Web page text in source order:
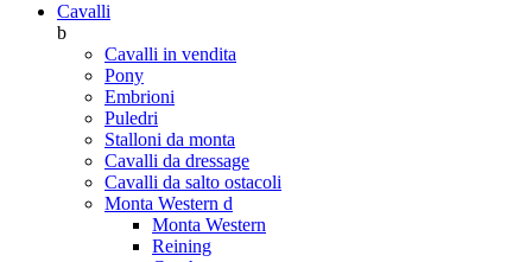
Cavalli
b
Cavalli in vendita
Pony
Embrioni
Puledri
Stalloni da monta
Cavalli da dressage
Cavalli da salto ostacoli
Monta Western d
Monta Western
Reining